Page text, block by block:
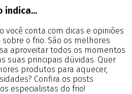
indica...
você conta com dicas e opiniões
o frio. São os melhores
aproveitar todos os momentos
suas principais dúvidas. Quer
produtos para aquecer,
Confira os posts
especialistas do frio!